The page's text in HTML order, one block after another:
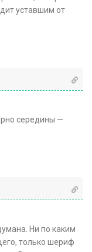
уставшим от
середины —
Ни по каким
только шериф